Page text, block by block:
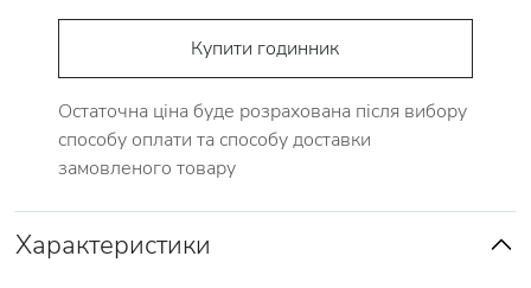
Купити годинник
Остаточна ціна буде розрахована після вибору
способу оплати та способу доставки
замовленого товару
Характеристики